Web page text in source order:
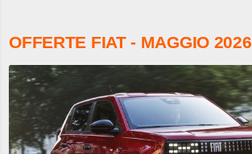
OFFERTE FIAT - MAGGIO 2026